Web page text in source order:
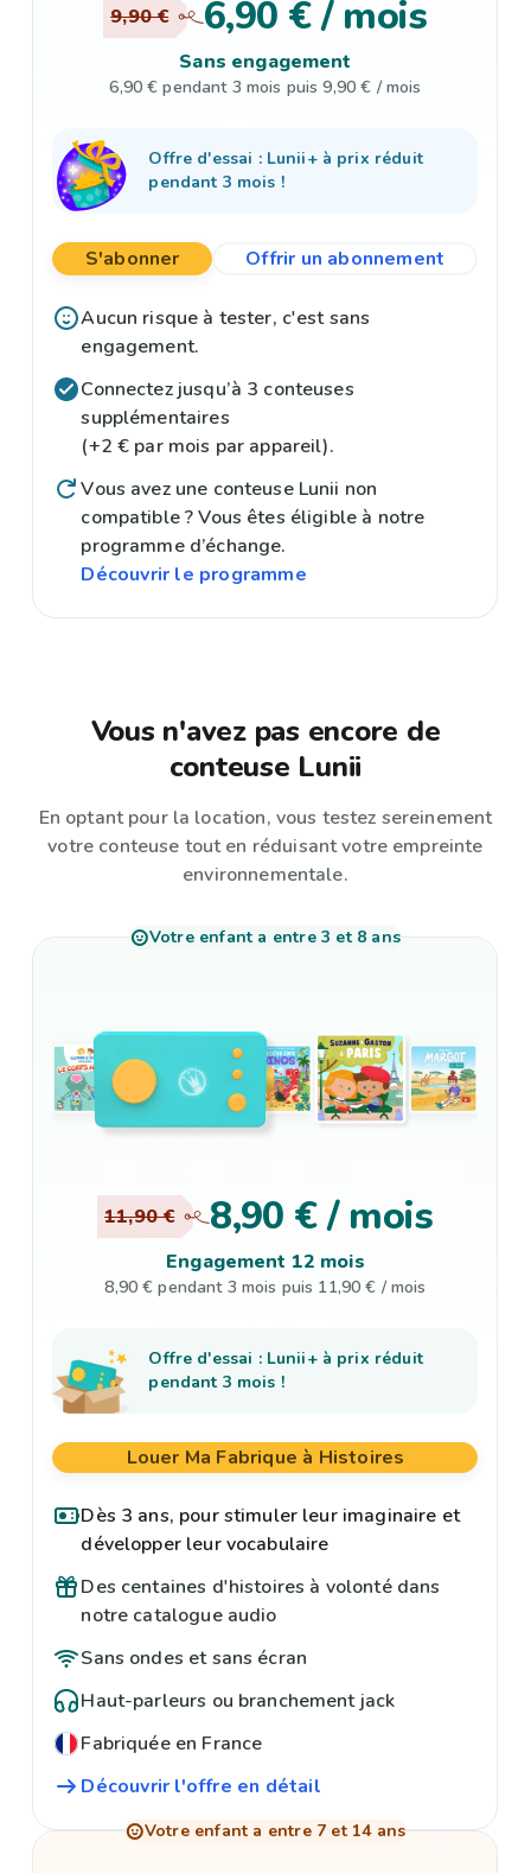
9,90 € 6,90 € / mois
Sans engagement
6,90 € pendant 3 mois puis 9,90 € / mois
Offre d'essai : Lunii+ à prix réduit
pendant 3 mois !
S'abonner Offrir un abonnement
Aucun risque à tester, c'est sans
engagement.
Connectez jusqu’à 3 conteuses
supplémentaires
(+2 € par mois par appareil).
Vous avez une conteuse Lunii non
compatible ? Vous êtes éligible à notre
programme d’échange.
Découvrir le programme
Vous n'avez pas encore de
conteuse Lunii
En optant pour la location, vous testez sereinement
votre conteuse tout en réduisant votre empreinte
environnementale.
Votre enfant a entre 3 et 8 ans
11,90 € 8,90 € / mois
Engagement 12 mois
8,90 € pendant 3 mois puis 11,90 € / mois
Offre d'essai : Lunii+ à prix réduit
pendant 3 mois !
Louer Ma Fabrique à Histoires
Dès 3 ans, pour stimuler leur imaginaire et
développer leur vocabulaire
Des centaines d'histoires à volonté dans
notre catalogue audio
Sans ondes et sans écran
Haut-parleurs ou branchement jack
Fabriquée en France
Découvrir l'offre en détail
Votre enfant a entre 7 et 14 ans